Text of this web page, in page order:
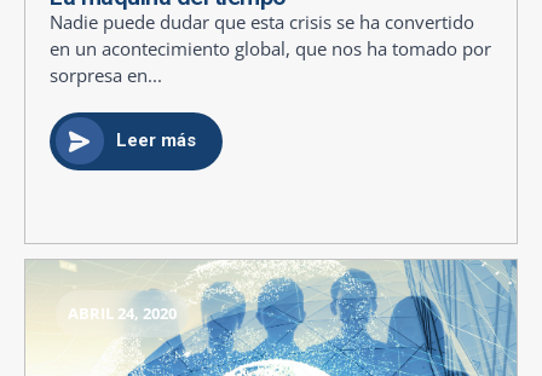
Nadie puede dudar que esta crisis se ha convertido
en un acontecimiento global, que nos ha tomado por
sorpresa en...
Leer más
ABRIL 24, 2020